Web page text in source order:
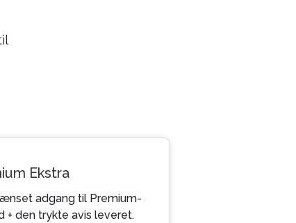
Ekstra
adgang til Premium-
+ den trykte avis leveret.